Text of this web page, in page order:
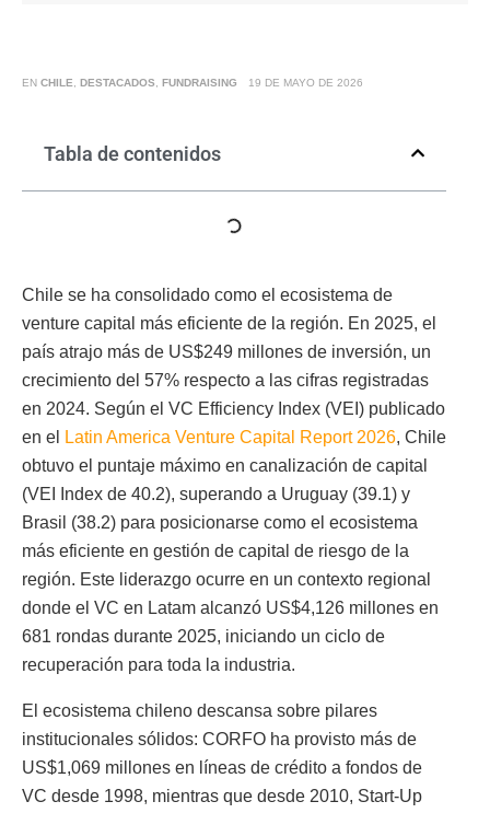
EN CHILE DESTACADOS FUNDRAISING 19 DE MAYO DE 2026
Tabla de contenidos
Chile se ha consolidado como el ecosistema de
venture capital más eficiente de la región. En 2025, el
país atrajo más de US$249 millones de inversión, un
crecimiento del 57% respecto a las cifras registradas
en 2024. Según el VC Efficiency Index (VEI) publicado
en el
Latin America Venture Capital Report 2026, Chile
obtuvo el puntaje máximo en canalización de capital
(VEI Index de 40.2), superando a Uruguay (39.1) y
Brasil (38.2) para posicionarse como el ecosistema
más eficiente en gestión de capital de riesgo de la
región. Este liderazgo ocurre en un contexto regional
donde el VC en Latam alcanzó US$4,126 millones en
681 rondas durante 2025, iniciando un ciclo de
recuperación para toda la industria.
El ecosistema chileno descansa sobre pilares
institucionales sólidos: CORFO ha provisto más de
US$1,069 millones en líneas de crédito a fondos de
VC desde 1998, mientras que desde 2010, Start-Up